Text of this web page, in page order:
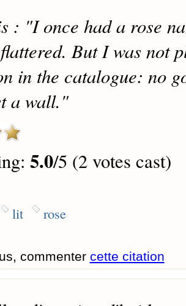
: "I once had a rose
But I was not
in the catalogue: no
a wall."
5.0/5 (2 votes cast)
lit rose
commenter cette citation